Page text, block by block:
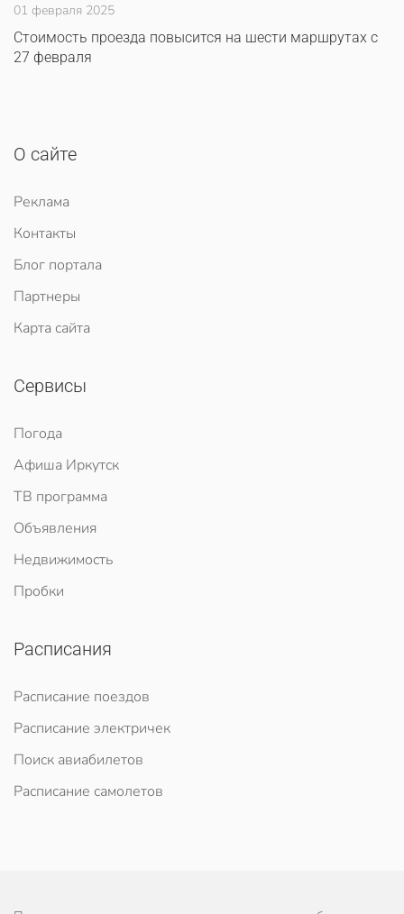
01 февраля 2025
Стоимость проезда повысится на шести маршрутах с
27 февраля
О сайте
Реклама
Контакты
Блог портала
Партнеры
Карта сайта
Сервисы
Погода
Афиша Иркутск
ТВ программа
Объявления
Недвижимость
Пробки
Расписания
Расписание поездов
Расписание электричек
Поиск авиабилетов
Расписание самолетов